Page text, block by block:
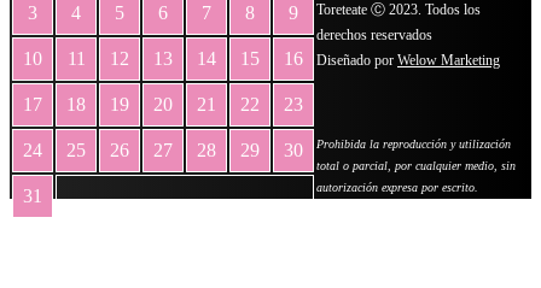
3 4 5 6 7 8 9
10 11 12 13 14 15 16
17 18 19 20 21 22 23
24 25 26 27 28 29 30
31
Toreteate Ⓒ 2023. Todos los
derechos reservados
Diseñado por Welow Marketing
Prohibida la reproducción y utilización
total o parcial, por cualquier medio, sin
autorización expresa por escrito.